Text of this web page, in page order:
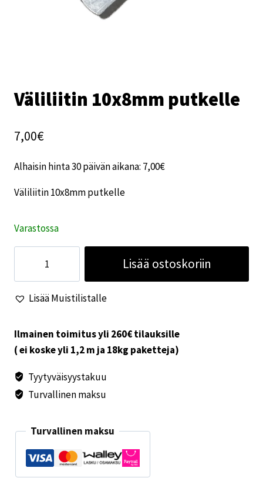
Väliliitin 10x8mm putkelle
7,00€
Alhaisin hinta 30 päivän aikana: 7,00€
Väliliitin 10x8mm putkelle
Varastossa
10x8mm
putkelle
määrä
Lisää ostoskoriin
Lisää Muistilistalle
Ilmainen toimitus yli 260€ tilauksille
( ei koske yli 1,2 m ja 18kg paketteja)
Tyytyväisyystakuu
Turvallinen maksu
Turvallinen maksu